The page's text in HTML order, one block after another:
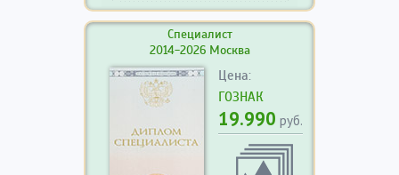
Специалист
2014-2026 Москва
Цена:
ГОЗНАК
19.990 руб.